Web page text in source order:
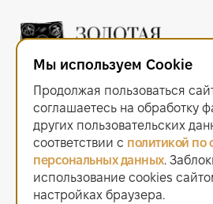
Политика в отношении обработки
Согласие на обработку персональных
Мы используем cookie. Это позволяет нам
взаимодействие посетителей с сайтом и
Продолжая пользоваться сайтом, вы
файлов cookie.
2021–2026 © «Золотая Плата»
Мы используем Cookie
Продолжая пользоваться
соглашаетесь на обработку
других пользовательских
соответствии с политикой по
персональных данных.
использование cookies
настройках браузера.